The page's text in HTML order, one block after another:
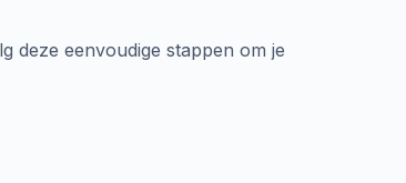
deze eenvoudige stappen om je